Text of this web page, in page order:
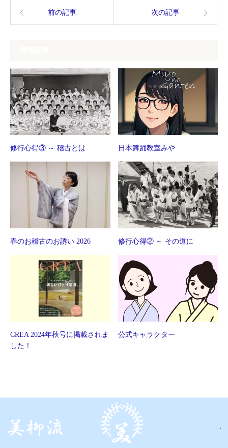
前の記事 次の記事
修行心得③ ～ 稽古とは 日本舞踊教室みや
春のお稽古のお誘い 2026 修行心得② ～ その道に
CREA 2024年秋号に掲載されま
した！
公式キャラクター